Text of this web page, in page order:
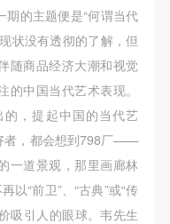
的主题便是“何谓当代
状没有透彻的了解，但
随商品经济大潮和视觉
中国当代艺术表现。
，提起中国的当代艺
者，都会想到798厂——
一道景观，那里画廊林
以“前卫”、“古典”或“传
吸引人的眼球。韦先生